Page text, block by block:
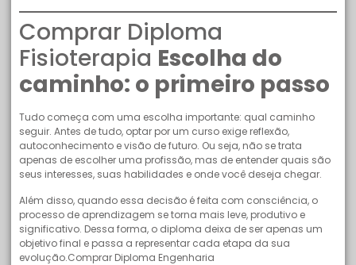
Comprar Diploma
Fisioterapia Escolha do
caminho: o primeiro passo
Tudo começa com uma escolha importante: qual caminho
seguir. Antes de tudo, optar por um curso exige reflexão,
autoconhecimento e visão de futuro. Ou seja, não se trata
apenas de escolher uma profissão, mas de entender quais são
seus interesses, suas habilidades e onde você deseja chegar.
Além disso, quando essa decisão é feita com consciência, o
processo de aprendizagem se torna mais leve, produtivo e
significativo. Dessa forma, o diploma deixa de ser apenas um
objetivo final e passa a representar cada etapa da sua
evolução.Comprar Diploma Engenharia